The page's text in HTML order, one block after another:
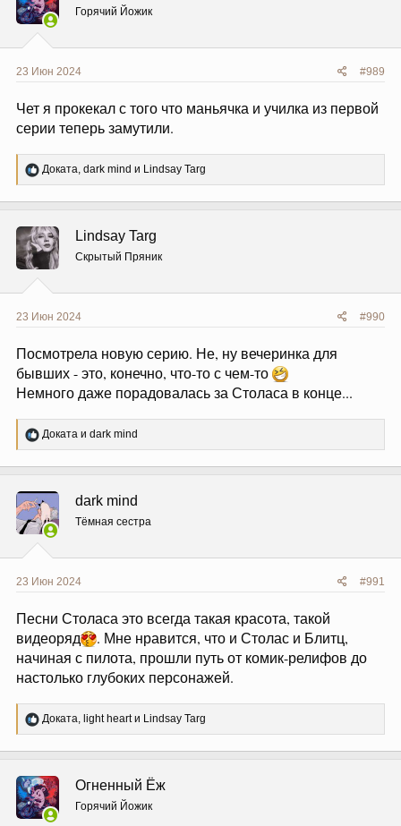
Горячий Йожик
23 Июн 2024 #989
Чет я прокекал с того что маньячка и училка из первой
серии теперь замутили.
Р
е
ц
и
и
:
Доката, dark mind и Lindsay Targ
Lindsay Targ
Скрытый Пряник
23 Июн 2024 #990
Посмотрела новую серию. Не, ну вечеринка для
бывших - это, конечно, что-то с чем-то
Немного даже порадовалась за Столаса в конце...
Р
е
ц
и
и
:
Доката и dark mind
dark mind
Тёмная сестра
23 Июн 2024 #991
Песни Столаса это всегда такая красота, такой
видеоряд
. Мне нравится, что и Столас и Блитц,
начиная с пилота, прошли путь от комик-релифов до
настолько глубоких персонажей.
Р
е
ц
и
и
:
Доката, light heartи Lindsay Targ
Огненный Ёж
Горячий Йожик